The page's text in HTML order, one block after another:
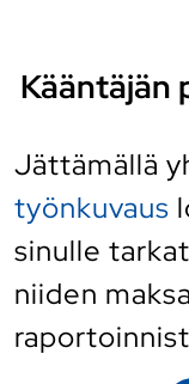
Kääntäjän
Jättämällä
työnkuvaus
sinulle
niiden